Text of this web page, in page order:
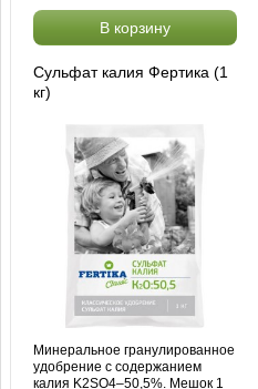
В корзину
Сульфат калия Фертика (1
кг)
Минеральное гранулированное
удобрение с содержанием
калия K2SO4–50,5%. Мешок 1